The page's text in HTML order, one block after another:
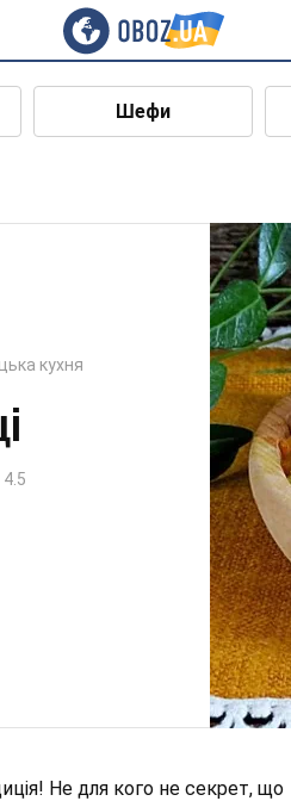
Шефи
кухня
4.5
Не для кого не секрет, що